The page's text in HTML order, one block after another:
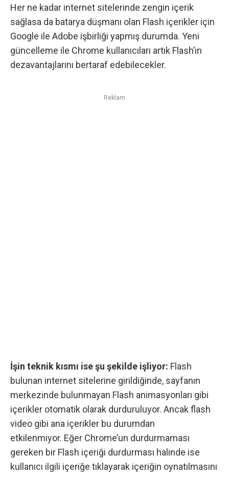
Her ne kadar internet sitelerinde zengin içerik
sağlasa da batarya düşmanı olan Flash içerikler için
Google ile Adobe işbirliği yapmış durumda. Yeni
güncelleme ile Chrome kullanıcıları artık Flash’ın
dezavantajlarını bertaraf edebilecekler.
Reklam
İşin teknik kısmı ise şu şekilde işliyor: Flash
bulunan internet sitelerine girildiğinde, sayfanın
merkezinde bulunmayan Flash animasyonları gibi
içerikler otomatik olarak durduruluyor. Ancak flash
video gibi ana içerikler bu durumdan
etkilenmiyor. Eğer Chrome’un durdurmaması
gereken bir Flash içeriği durdurması halinde ise
kullanıcı ilgili içeriğe tıklayarak içeriğin oynatılmasını